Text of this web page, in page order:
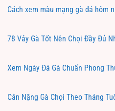
Cách xem màu mạng gà đá hôm
78 Vảy Gà Tốt Nên Chọi Đầy Đủ
Xem Ngày Đá Gà Chuẩn Phong
Cân Nặng Gà Chọi Theo Tháng